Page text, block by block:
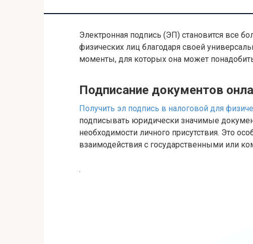
Электронная подпись (ЭП) становится все
физических лиц благодаря своей
моменты, для которых она может
Подписание документов
Получить эл подпись в налоговой для
подписывать юридически значимые
необходимости личного присутствия. Это
взаимодействия с государственными или
.